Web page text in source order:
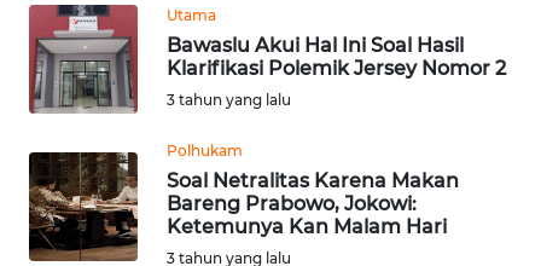
Utama
Bawaslu Akui Hal Ini Soal Hasil
Klarifikasi Polemik Jersey Nomor 2
3 tahun yang lalu
Polhukam
Soal Netralitas Karena Makan
Bareng Prabowo, Jokowi:
Ketemunya Kan Malam Hari
3 tahun yang lalu
WN
MALUKU
WN
WN
DAIRI